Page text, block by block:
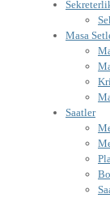
Masa
Saatler